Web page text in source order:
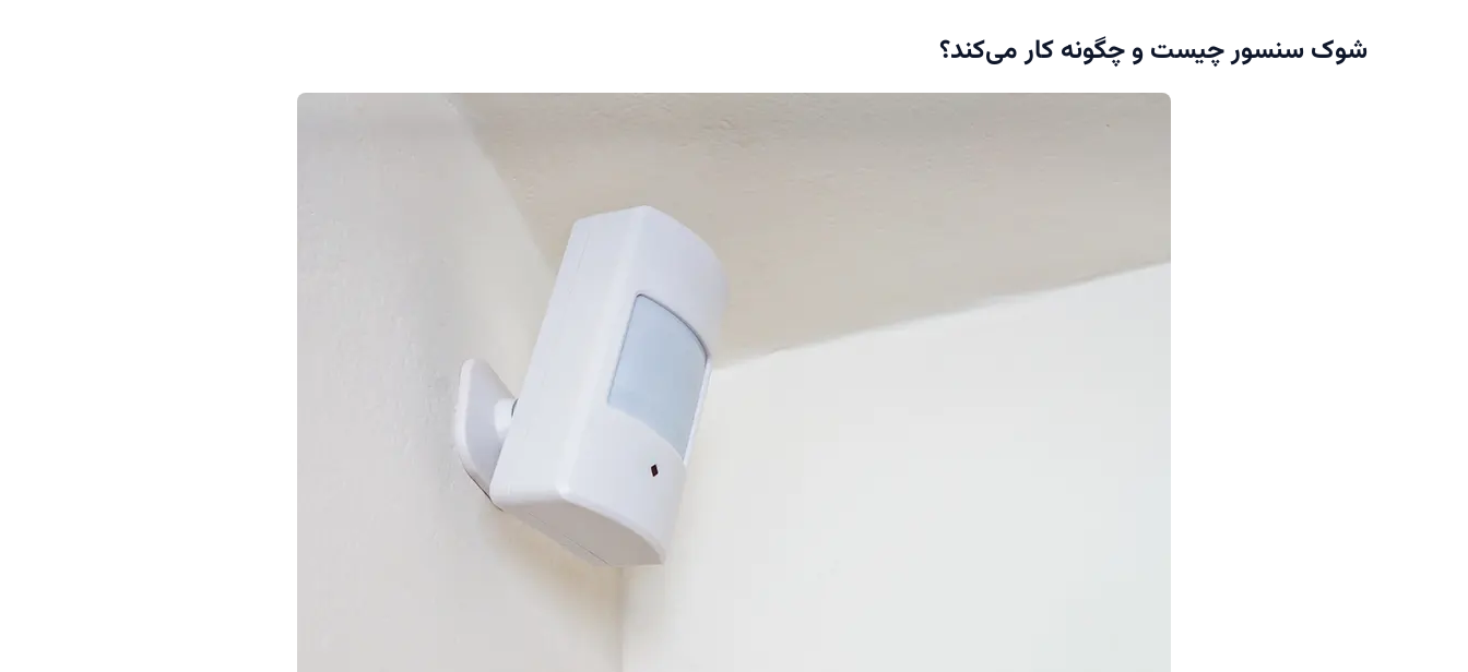
شوک سنسور چیست و چگونه کار می‌کند؟